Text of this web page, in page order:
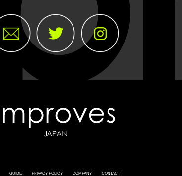
GUIDE PRIVACY POLICY COMPANY CONTACT